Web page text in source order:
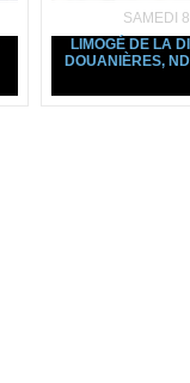
SAMEDI
LIMOGÉ DE LA
DOUANIÈRES,